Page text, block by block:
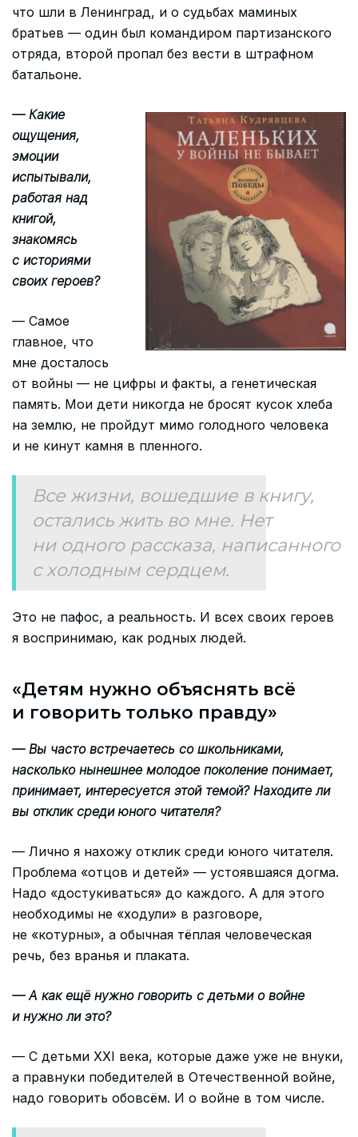
что шли в Ленинград, и о судьбах маминых
братьев — один был командиром партизанского
отряда, второй пропал без вести в штрафном
батальоне.
— Какие
ощущения,
эмоции
испытывали,
работая над
книгой,
знакомясь
с историями
своих героев?
— Самое
главное, что
мне досталось
от войны — не цифры и факты, а генетическая
память. Мои дети никогда не бросят кусок хлеба
на землю, не пройдут мимо голодного человека
и не кинут камня в пленного.
Все жизни, вошедшие в книгу,
остались жить во мне. Нет
ни одного рассказа, написанного
с холодным сердцем.
Это не пафос, а реальность. И всех своих героев
я воспринимаю, как родных людей.
«Детям нужно объяснять всё
и говорить только правду»
— Вы часто встречаетесь со школьниками,
насколько нынешнее молодое поколение понимает,
принимает, интересуется этой темой? Находите ли
вы отклик среди юного читателя?
— Лично я нахожу отклик среди юного читателя.
Проблема «отцов и детей» — устоявшаяся догма.
Надо «достукиваться» до каждого. А для этого
необходимы не «ходули» в разговоре,
не «котурны», а обычная тёплая человеческая
речь, без вранья и плаката.
— А как ещё нужно говорить с детьми о войне
и нужно ли это?
— С детьми XXI века, которые даже уже не внуки,
а правнуки победителей в Отечественной войне,
надо говорить обовсём. И о войне в том числе.